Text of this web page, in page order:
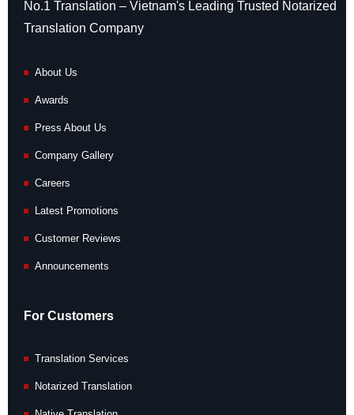
No.1 Translation – Vietnam's Leading Trusted Notarized
Translation Company
About Us
Awards
Press About Us
Company Gallery
Careers
Latest Promotions
Customer Reviews
Announcements
For Customers
Translation Services
Notarized Translation